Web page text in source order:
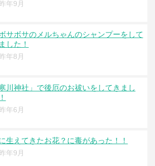
年9月
サボサのメルちゃんのシャンプーをして
した！
年8月
寒川神社」で後厄のお祓いをしてきまし
年6月
生えてきたお花？に毒があった！！
年9月